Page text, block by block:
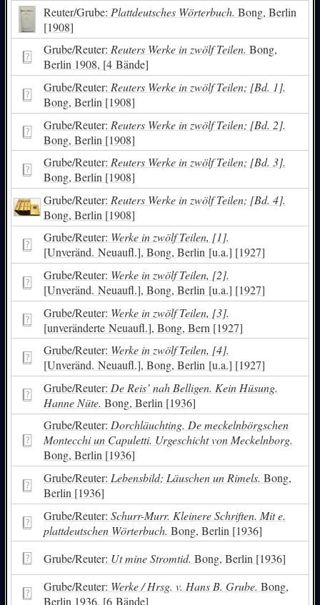
Reuter/Grube: Plattdeutsches Wörterbuch. Bong, Berlin
[1908]
Grube/Reuter: Reuters Werke in zwölf Teilen. Bong,
Berlin 1908, [4 Bände]
Grube/Reuter: Reuters Werke in zwölf Teilen; [Bd. 1].
Bong, Berlin [1908]
Grube/Reuter: Reuters Werke in zwölf Teilen; [Bd. 2].
Bong, Berlin [1908]
Grube/Reuter: Reuters Werke in zwölf Teilen; [Bd. 3].
Bong, Berlin [1908]
Grube/Reuter: Reuters Werke in zwölf Teilen; [Bd. 4].
Bong, Berlin [1908]
Grube/Reuter: Werke in zwölf Teilen, [1].
[Unveränd. Neuaufl.], Bong, Berlin [u.a.] [1927]
Grube/Reuter: Werke in zwölf Teilen, [2].
[Unveränd. Neuaufl.], Bong, Berlin [u.a.] [1927]
Grube/Reuter: Werke in zwölf Teilen, [3].
[unveränderte Neuaufl.], Bong, Bern [1927]
Grube/Reuter: Werke in zwölf Teilen, [4].
[Unveränd. Neuaufl.], Bong, Berlin [u.a.] [1927]
Grube/Reuter: De Reis’ nah Belligen. Kein Hüsung.
Hanne Nüte. Bong, Berlin [1936]
Grube/Reuter: Dorchläuchting. De meckelnbörgschen
Montecchi un Capuletti. Urgeschicht von Meckelnborg.
Bong, Berlin [1936]
Grube/Reuter: Lebensbild; Läuschen un Rimels. Bong,
Berlin [1936]
Grube/Reuter: Schurr-Murr. Kleinere Schriften. Mit e.
plattdeutschen Wörterbuch. Bong, Berlin [1936]
Grube/Reuter: Ut mine Stromtid. Bong, Berlin [1936]
Grube/Reuter: Werke / Hrsg. v. Hans B. Grube. Bong,
Berlin 1936, [6 Bände]